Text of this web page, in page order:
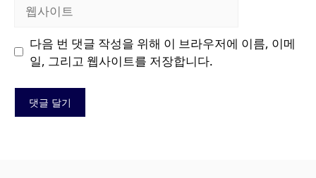
트
다음 번 댓글 작성을 위해 이 브라우저에 이름, 이메
일, 그리고 웹사이트를 저장합니다.